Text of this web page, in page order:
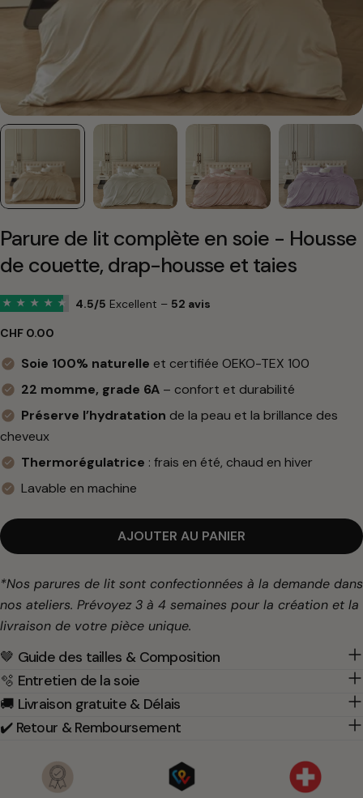
Parure de lit complète en soie - Housse
de couette, drap-housse et taies
★ ★ ★ ★ ★ 4.5/5 Excellent – 52 avis
Prix
habituel
CHF 0.00
Soie 100% naturelle et certifiée OEKO-TEX 100
22 momme, grade 6A – confort et durabilité
Préserve l’hydratation de la peau et la brillance des
cheveux
Thermorégulatrice : frais en été, chaud en hiver
Lavable en machine
AJOUTER AU PANIER
*Nos parures de lit sont confectionnées à la demande dans
nos ateliers. Prévoyez 3 à 4 semaines pour la création et la
livraison de votre pièce unique.
🤎 Guide des tailles & Composition
🫧 Entretien de la soie
🚚 Livraison gratuite & Délais
✔️ Retour & Remboursement